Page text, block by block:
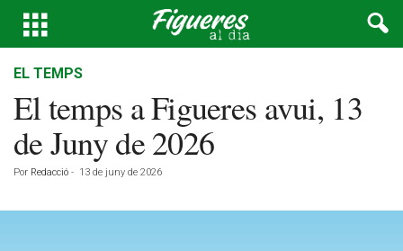
EL TEMPS
El temps a Figueres avui, 13
de Juny de 2026
Por Redacció - 13 de juny de 2026